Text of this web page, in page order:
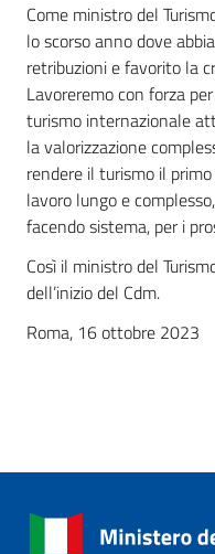
Come ministro del
lo scorso anno dove
retribuzioni e favorito la
Lavoreremo con forza
turismo internazionale
la valorizzazione
rendere il turismo il
lavoro lungo e
facendo sistema, per i
Così il ministro del
dell’inizio del Cdm.
Roma, 16 ottobre 2023